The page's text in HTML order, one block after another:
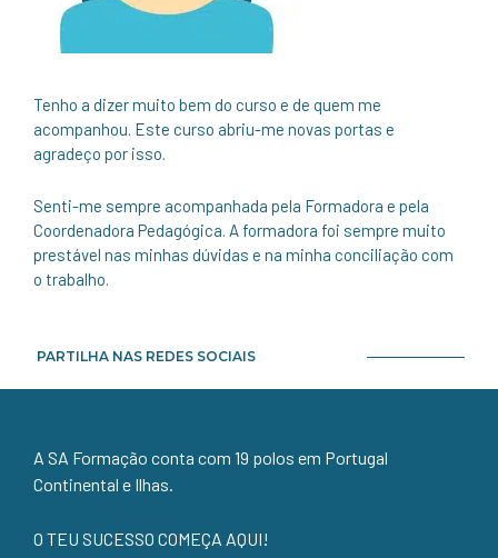
Tenho a dizer muito bem do curso e de quem me
acompanhou. Este curso abriu-me novas portas e
agradeço por isso.
Senti-me sempre acompanhada pela Formadora e pela
Coordenadora Pedagógica. A formadora foi sempre muito
prestável nas minhas dúvidas e na minha conciliação com
o trabalho.
PARTILHA NAS REDES SOCIAIS
A SA Formação conta com 19 polos em Portugal
Continental e Ilhas.
O TEU SUCESSO COMEÇA AQUI!